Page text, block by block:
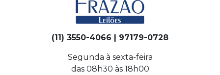
(11) 3550-4066 | 97179-0728
Segunda à sexta-feira
das 08h30 às 18h00